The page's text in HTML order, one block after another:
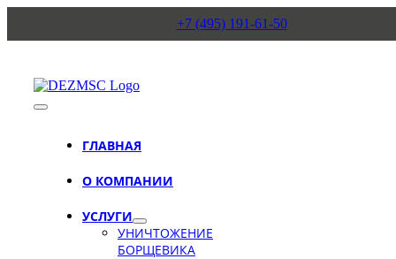
content
+7 (495) 191-61-50
Navigation
ГЛАВНАЯ
О КОМПАНИИ
УСЛУГИ
УНИЧТОЖЕНИЕ
БОРЩЕВИКА